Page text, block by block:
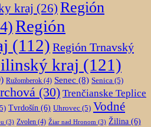
kraj (26) Región
Región
(112) Región Trnavský
kraj (121)
Ružomberok (4) Senec (8) Senica (5)
(30) Trenčianske Teplice
Tvrdošín (6) Uhrovec (5) Vodné
(3) Zvolen (4) Žiar nad Hronom (3) Žilina (6)